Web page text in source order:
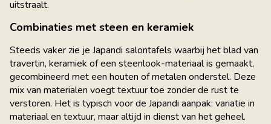
uitstraalt.
Combinaties met steen en keramiek
Steeds vaker zie je Japandi salontafels waarbij het blad van
travertin, keramiek of een steenlook-materiaal is gemaakt,
gecombineerd met een houten of metalen onderstel. Deze
mix van materialen voegt textuur toe zonder de rust te
verstoren. Het is typisch voor de Japandi aanpak: variatie in
materiaal en textuur, maar altijd in dienst van het geheel.